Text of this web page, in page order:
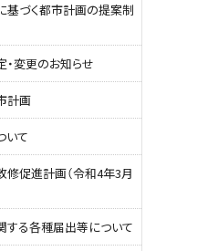
基づく都市計画の提案制
変更のお知らせ
計画
いて
修促進計画（令和4年3月
する各種届出等について